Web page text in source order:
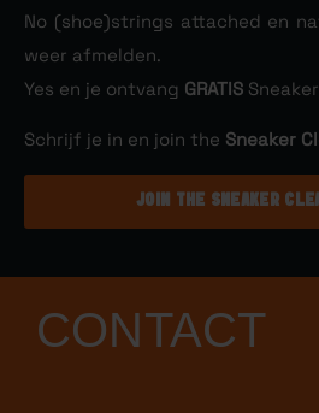
No (shoe)strings attached en
weer afmelden.
Yes en je ontvang GRATIS
Schrijf je in en join the Sneaker
JOIN THE SNEAKER
CONTACT